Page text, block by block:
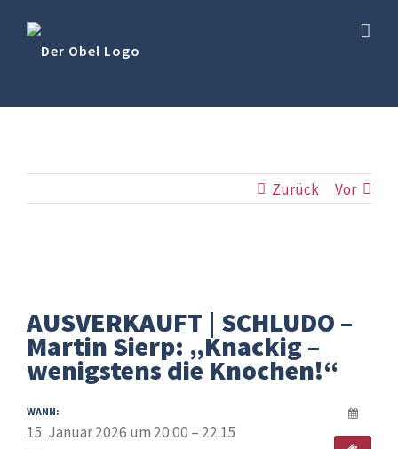
Zurück Vor
Bild
AUSVERKAUFT | SCHLUDO –
Martin Sierp: „Knackig –
wenigstens die Knochen!“
WANN:
15. Januar 2026 um 20:00 – 22:15